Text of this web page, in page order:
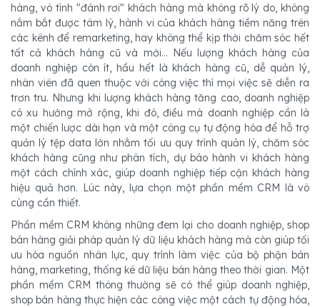
hàng, vô tình "đánh rơi" khách hàng mà không rõ lý do, không
nắm bắt được tâm lý, hành vi của khách hàng tiềm năng trên
các kênh để remarketing, hay không thể kịp thời chăm sóc hết
tất cả khách hàng cũ và mới... Nếu lượng khách hàng của
doanh nghiệp còn ít, hầu hết là khách hàng cũ, dễ quản lý,
nhân viên đã quen thuộc với công việc thì mọi việc sẽ diễn ra
trơn tru. Nhưng khi lượng khách hàng tăng cao, doanh nghiệp
có xu hướng mở rộng, khi đó, điều mà doanh nghiệp cần là
một chiến lược dài hạn và một công cụ tự động hóa để hỗ trợ
quản lý tệp data lớn nhằm tối ưu quy trình quản lý, chăm sóc
khách hàng cũng như phân tích, dự báo hành vi khách hàng
một cách chính xác, giúp doanh nghiệp tiếp cận khách hàng
hiệu quả hơn. Lúc này, lựa chọn một phần mềm CRM là vô
cùng cần thiết.
Phần mềm CRM không những đem lại cho doanh nghiệp, shop
bán hàng giải pháp quản lý dữ liệu khách hàng mà còn giúp tối
ưu hóa nguồn nhân lực, quy trình làm việc của bộ phận bán
hàng, marketing, thống kê dữ liệu bán hàng theo thời gian. Một
phần mềm CRM thông thường sẽ có thể giúp doanh nghiệp,
shop bán hàng thực hiện các công việc một cách tự động hóa,